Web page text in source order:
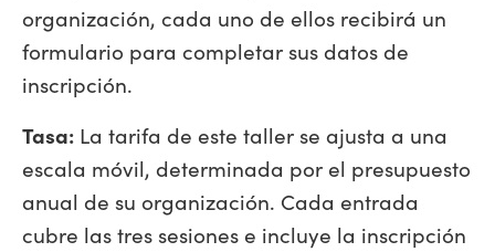
organización, cada uno de ellos recibirá un
formulario para completar sus datos de
inscripción.
Tasa: La tarifa de este taller se ajusta a una
escala móvil, determinada por el presupuesto
anual de su organización. Cada entrada
cubre las tres sesiones e incluye la inscripción